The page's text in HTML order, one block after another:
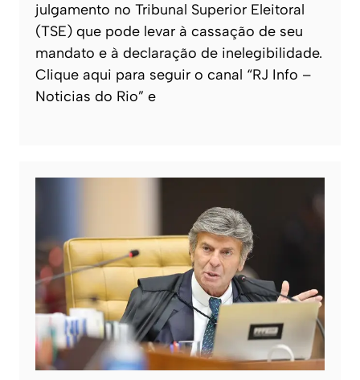
julgamento no Tribunal Superior Eleitoral
(TSE) que pode levar à cassação de seu
mandato e à declaração de inelegibilidade.
Clique aqui para seguir o canal “RJ Info –
Noticias do Rio” e